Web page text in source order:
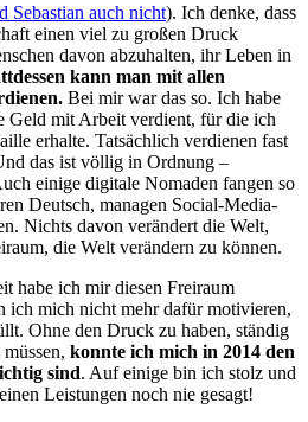
Sebastian auch nicht). Ich denke, dass
einen viel zu großen Druck
davon abzuhalten, ihr Leben in
kann man mit allen
Bei mir war das so. Ich habe
Geld mit Arbeit verdient, für die ich
erhalte. Tatsächlich verdienen fast
das ist völlig in Ordnung –
einige digitale Nomaden fangen so
Deutsch, managen Social-Media-
Nichts davon verändert die Welt,
die Welt verändern zu können.
habe ich mir diesen Freiraum
ich mich nicht mehr dafür motivieren,
Ohne den Druck zu haben, ständig
konnte ich mich in 2014 den
sind. Auf einige bin ich stolz und
Leistungen noch nie gesagt!